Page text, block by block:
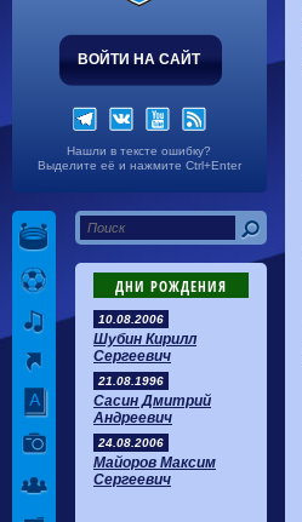
ВОЙТИ НА САЙТ
Нашли в тексте ошибку?
Выделите её и нажмите Ctrl+Enter
ДНИ РОЖДЕНИЯ
10.08.2006
Шубин Кирилл
Сергеевич
21.08.1996
Сасин Дмитрий
Андреевич
24.08.2006
Майоров Максим
Сергеевич